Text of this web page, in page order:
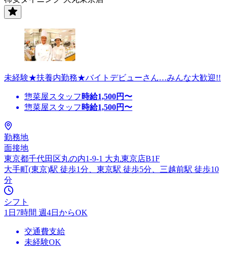
未経験★扶養内勤務★バイトデビューさん…みんな大歓迎!!
惣菜屋スタッフ 時給1,500円〜
惣菜屋スタッフ 時給1,500円〜
勤務地
面接地
東京都千代田区丸の内1-9-1 大丸東京店B1F
大手町(東京)駅 徒歩1分、東京駅 徒歩5分、三越前駅 徒歩10
分
シフト
1日7時間 週4日からOK
交通費支給
未経験OK